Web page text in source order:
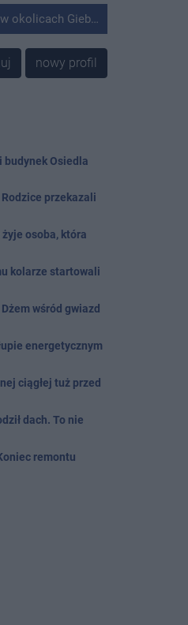
odnaleziono ciało mężczyzny.
nowy profil
Osiedla
przekazali
osoba, która
kolarze startowali
wśród gwiazd
energetycznym
ciągłej tuż przed
dach. To nie
remontu